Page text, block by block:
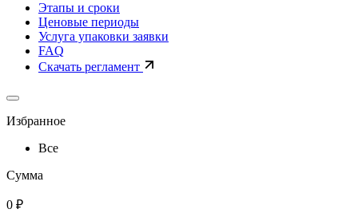
Этапы и сроки
Ценовые периоды
Услуга упаковки заявки
FAQ
Скачать регламент
Избранное
Все
Сумма
0 ₽